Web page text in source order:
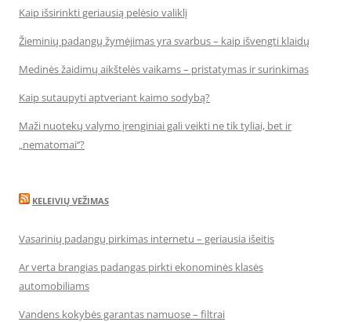
Kaip išsirinkti geriausią pelėsio valiklį
Žieminių padangų žymėjimas yra svarbus – kaip išvengti klaidų
Medinės žaidimų aikštelės vaikams – pristatymas ir surinkimas
Kaip sutaupyti aptveriant kaimo sodybą?
Maži nuotekų valymo įrenginiai gali veikti ne tik tyliai, bet ir
„nematomai‘‘?
KELEIVIŲ VEŽIMAS
Vasarinių padangų pirkimas internetu – geriausia išeitis
Ar verta brangias padangas pirkti ekonominės klasės
automobiliams
Vandens kokybės garantas namuose – filtrai